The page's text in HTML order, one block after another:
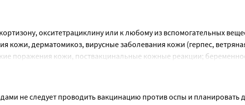
окситетрациклину или к любому из вспомогательных
кожи, дерматомикоз, вирусные заболевания кожи (герпес,
поражения кожи, поствакцинальные кожные реакции;
не следует проводить вакцинацию против оспы и планировать